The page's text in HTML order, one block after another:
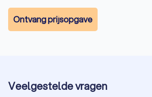
Ontvang prijsopgave
Veelgestelde vragen